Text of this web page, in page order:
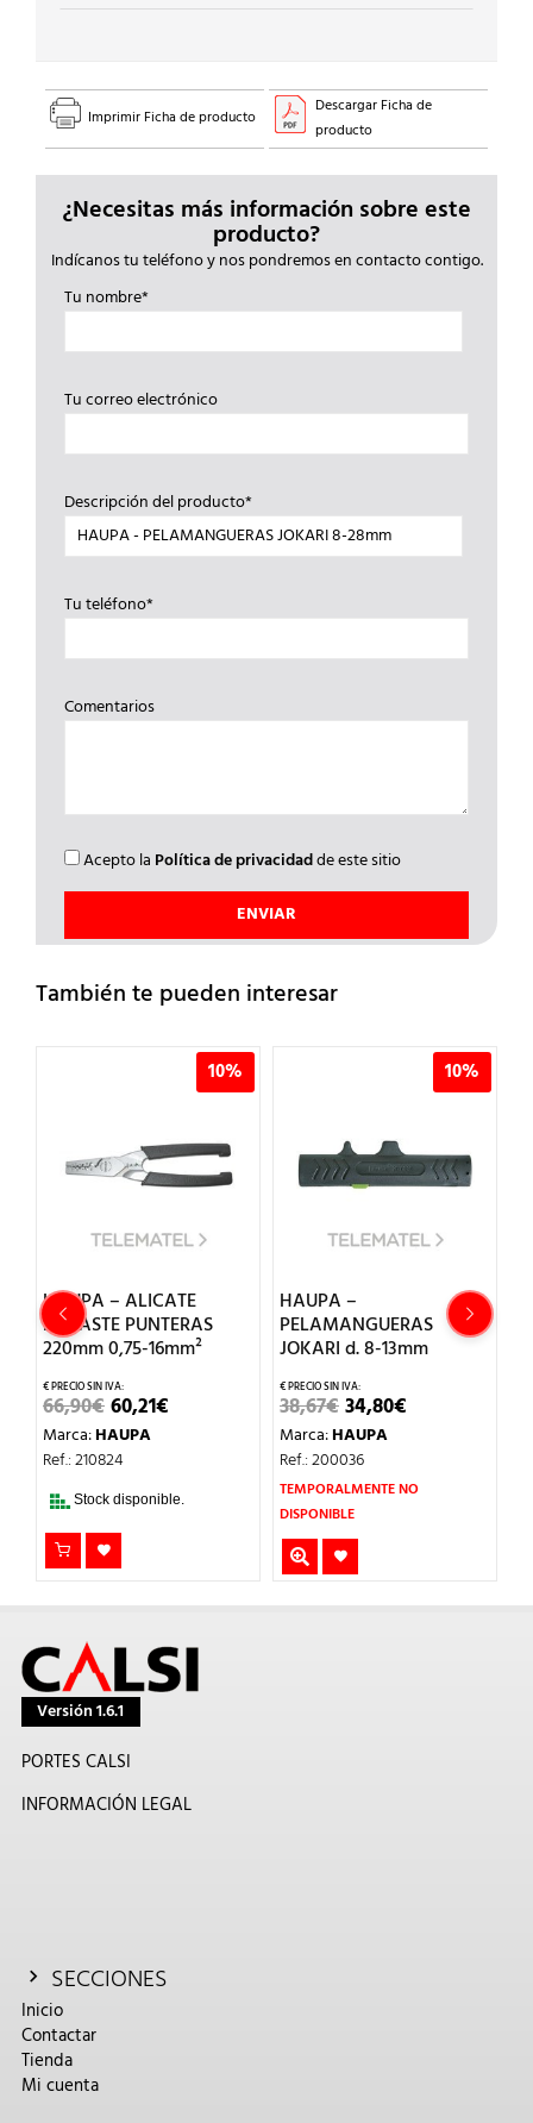
Imprimir Ficha de producto
Descargar Ficha de
producto
¿Necesitas más información sobre este
producto?
Indícanos tu teléfono y nos pondremos en contacto contigo.
Tu nombre*
Tu correo electrónico
Descripción del producto*
Tu teléfono*
Comentarios
Acepto la Política de privacidadde este sitio
También te pueden interesar
10%
HAUPA – ALICATE
ENGASTE PUNTERAS
220mm 0,75-16mm²
66,90€EL
PRECIO
ORIGINAL
ERA:
60,21€
Marca:HAUPA
Ref.: 210824
Stock disponible.
10%
HAUPA –
PELAMANGUERAS
JOKARI d. 8-13mm
38,67€EL
PRECIO
ORIGINAL
ERA:
38,67€.
34,80€
34,80€.
Marca:HAUPA
Ref.: 200036
TEMPORALMENTE NO
DISPONIBLE
Versión 1.6.1
PORTES CALSI
INFORMACIÓN LEGAL
SECCIONES
Inicio
Contactar
Tienda
Mi cuenta